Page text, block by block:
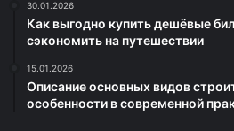
30.01.2026
Как выгодно купить дешёвые
сэкономить на путешествии
15.01.2026
Описание основных видов
особенности в современной